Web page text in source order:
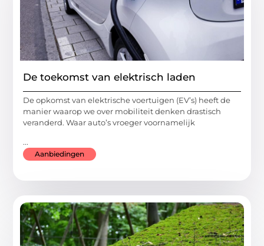
De toekomst van elektrisch laden
De opkomst van elektrische voertuigen (EV’s) heeft de
manier waarop we over mobiliteit denken drastisch
veranderd. Waar auto’s vroeger voornamelijk
...
Aanbiedingen